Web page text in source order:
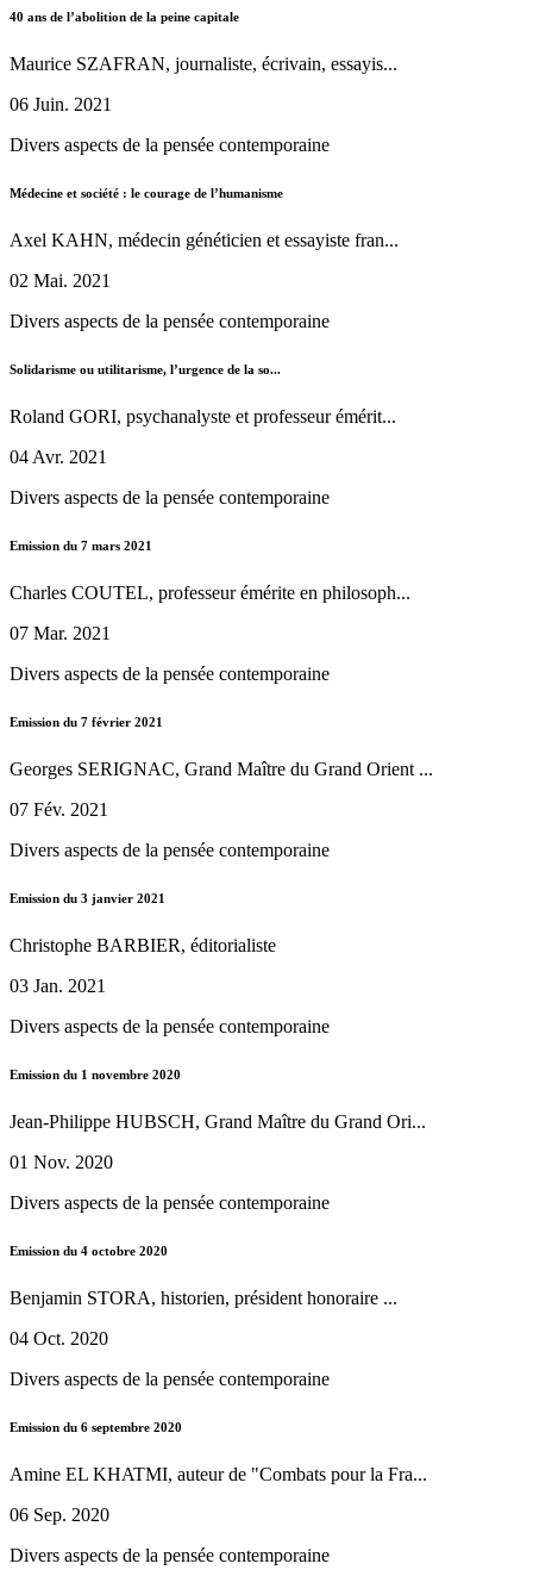
40 ans de l’abolition de la peine capitale
Maurice SZAFRAN, journaliste, écrivain, essayis...
06 Juin. 2021
Divers aspects de la pensée contemporaine
Médecine et société : le courage de l’humanisme
Axel KAHN, médecin généticien et essayiste fran...
02 Mai. 2021
Divers aspects de la pensée contemporaine
Solidarisme ou utilitarisme, l’urgence de la so...
Roland GORI, psychanalyste et professeur émérit...
04 Avr. 2021
Divers aspects de la pensée contemporaine
Emission du 7 mars 2021
Charles COUTEL, professeur émérite en philosoph...
07 Mar. 2021
Divers aspects de la pensée contemporaine
Emission du 7 février 2021
Georges SERIGNAC, Grand Maître du Grand Orient ...
07 Fév. 2021
Divers aspects de la pensée contemporaine
Emission du 3 janvier 2021
Christophe BARBIER, éditorialiste
03 Jan. 2021
Divers aspects de la pensée contemporaine
Emission du 1 novembre 2020
Jean-Philippe HUBSCH, Grand Maître du Grand Ori...
01 Nov. 2020
Divers aspects de la pensée contemporaine
Emission du 4 octobre 2020
Benjamin STORA, historien, président honoraire ...
04 Oct. 2020
Divers aspects de la pensée contemporaine
Emission du 6 septembre 2020
Amine EL KHATMI, auteur de "Combats pour la Fra...
06 Sep. 2020
Divers aspects de la pensée contemporaine